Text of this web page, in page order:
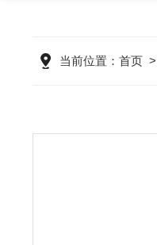
当前位置： 首页>